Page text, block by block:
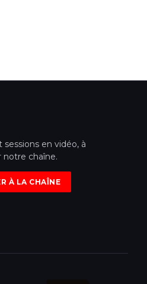
en vidéo, à
notre chaîne.
À LA CHAÎNE